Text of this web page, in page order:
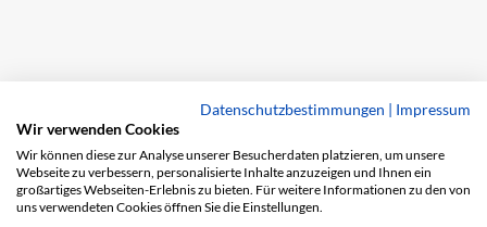
Datenschutzbestimmungen | Impressum
Wir verwenden Cookies
Wir können diese zur Analyse unserer Besucherdaten platzieren, um unsere
Webseite zu verbessern, personalisierte Inhalte anzuzeigen und Ihnen ein
großartiges Webseiten-Erlebnis zu bieten. Für weitere Informationen zu den von
uns verwendeten Cookies öffnen Sie die Einstellungen.